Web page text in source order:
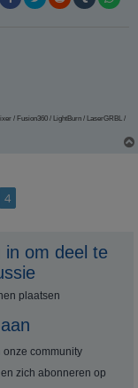
/ Fusion360 / LightBurn / LaserGRBL /
4
in om deel te
plaatsen
community
zich abonneren op